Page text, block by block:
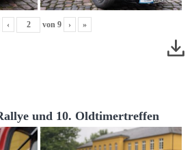
‹ von 9 › »
und 10. Oldtimertreffen